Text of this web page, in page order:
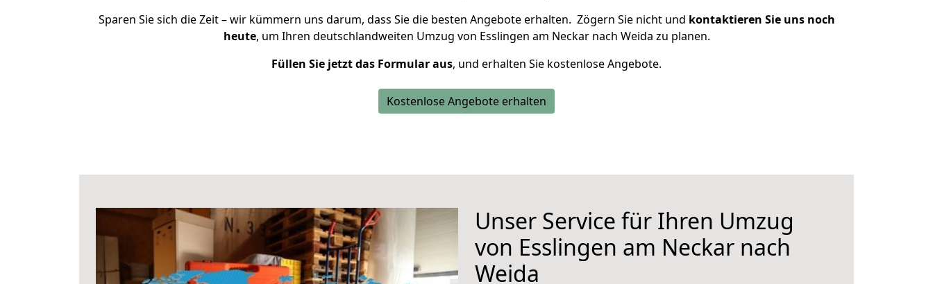
Sparen Sie sich die Zeit – wir kümmern uns darum, dass Sie die besten Angebote erhalten. Zögern Sie nicht und kontaktieren Sie uns noch
heute, um Ihren deutschlandweiten Umzug von Esslingen am Neckar nach Weida zu planen.
Füllen Sie jetzt das Formular aus, und erhalten Sie kostenlose Angebote.
Kostenlose Angebote erhalten
Unser Service für Ihren Umzug
von Esslingen am Neckar nach
Weida